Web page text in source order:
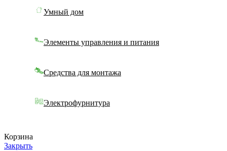
Умный дом
Элементы управления и питания
Средства для монтажа
Электрофурнитура
Корзина
Закрыть